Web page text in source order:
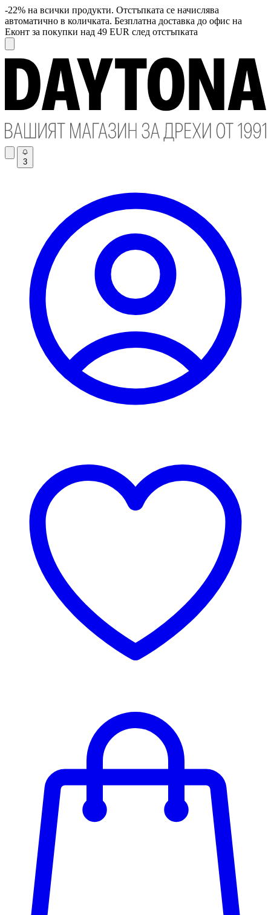
-22% на всички продукти. Отстъпката се начислява
автоматично в количката. Безплатна доставка до офис на
Еконт за покупки над 49 EUR след отстъпката
3